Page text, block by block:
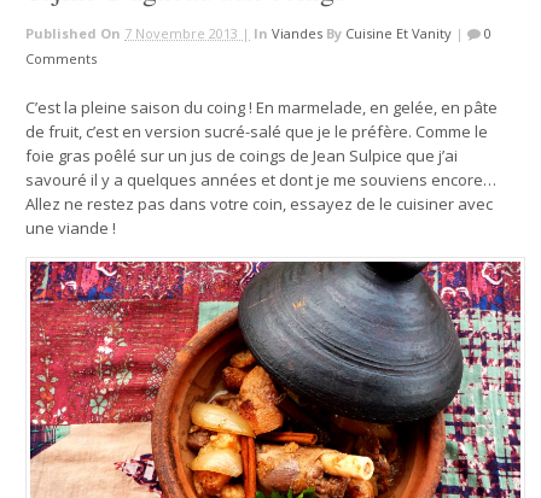
Published On 7 Novembre 2013 | In Viandes By Cuisine Et Vanity |
0
Comments
C’est la pleine saison du coing ! En marmelade, en gelée, en pâte
de fruit, c’est en version sucré-salé que je le préfère. Comme le
foie gras poêlé sur un jus de coings de Jean Sulpice que j’ai
savouré il y a quelques années et dont je me souviens encore…
Allez ne restez pas dans votre coin, essayez de le cuisiner avec
une viande !